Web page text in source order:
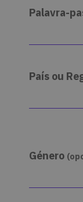
Palavra-
País ou
Género